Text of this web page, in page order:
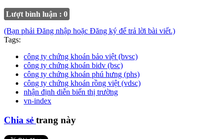
Lượt bình luận : 0
(Bạn phải Đăng nhập hoặc Đăng ký để trả lời bài viết.)
Tags:
công ty chứng khoán bảo việt (bvsc)
công ty chứng khoán bidv (bsc)
công ty chứng khoán phú hưng (phs)
công ty chứng khoán rồng việt (vdsc)
nhận định diễn biến thị trường
vn-index
Chia sẻ trang này